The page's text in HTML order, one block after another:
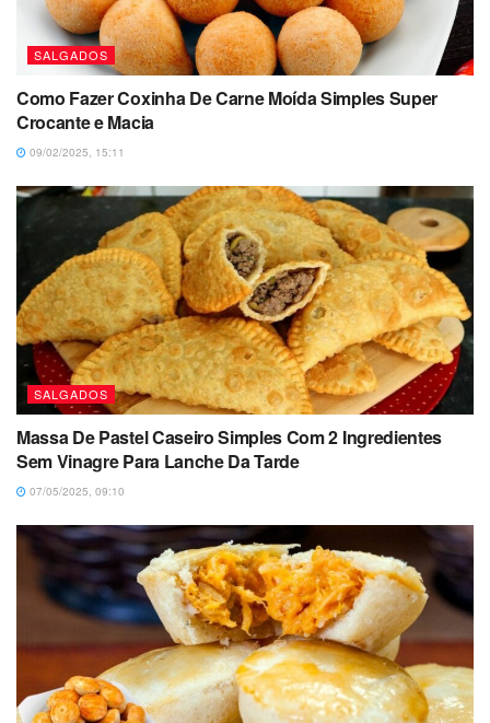
SALGADOS
Como Fazer Coxinha De Carne Moída Simples Super
Crocante e Macia
09/02/2025, 15:11
SALGADOS
Massa De Pastel Caseiro Simples Com 2 Ingredientes
Sem Vinagre Para Lanche Da Tarde
07/05/2025, 09:10